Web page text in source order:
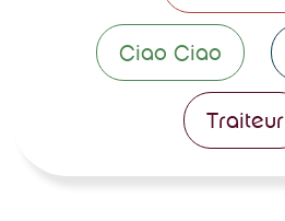
Ciao Ciao
Traiteur